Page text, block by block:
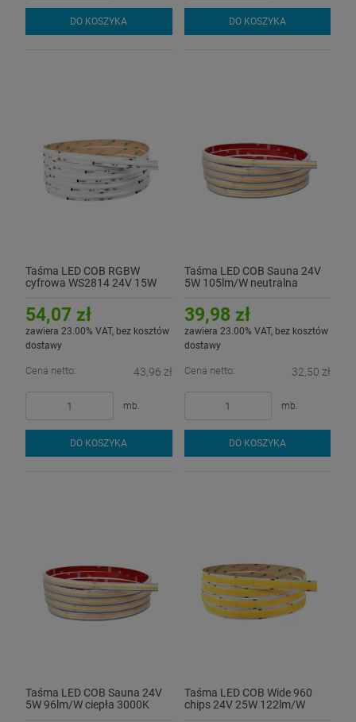
DO KOSZYKA DO KOSZYKA
Taśma LED COB RGBW
cyfrowa WS2814 24V 15W
hermetyczna IP54
54,07 zł
zawiera 23.00% VAT, bez kosztów
dostawy
Cena netto: 43,96 zł
mb.
DO KOSZYKA
Taśma LED COB Sauna 24V
5W 105lm/W neutralna
IP67
39,98 zł
zawiera 23.00% VAT, bez kosztów
dostawy
Cena netto: 32,50 zł
mb.
DO KOSZYKA
Taśma LED COB Sauna 24V
5W 96lm/W ciepła 3000K
Taśma LED COB Wide 960
chips 24V 25W 122lm/W